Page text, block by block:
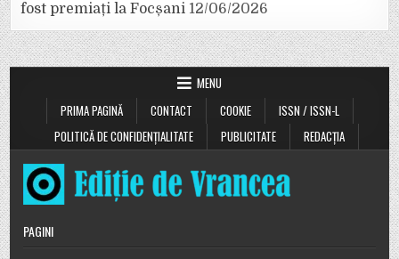
fost premiați la Focșani 12/06/2026
MENU
PRIMA PAGINĂ
CONTACT COOKIE
ISSN / ISSN-L
POLITICĂ DE CONFIDENȚIALITATE
PUBLICITATE REDACȚIA
PAGINI